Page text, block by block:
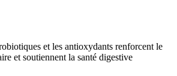
et les antioxydants renforcent le
et soutiennent la santé digestive